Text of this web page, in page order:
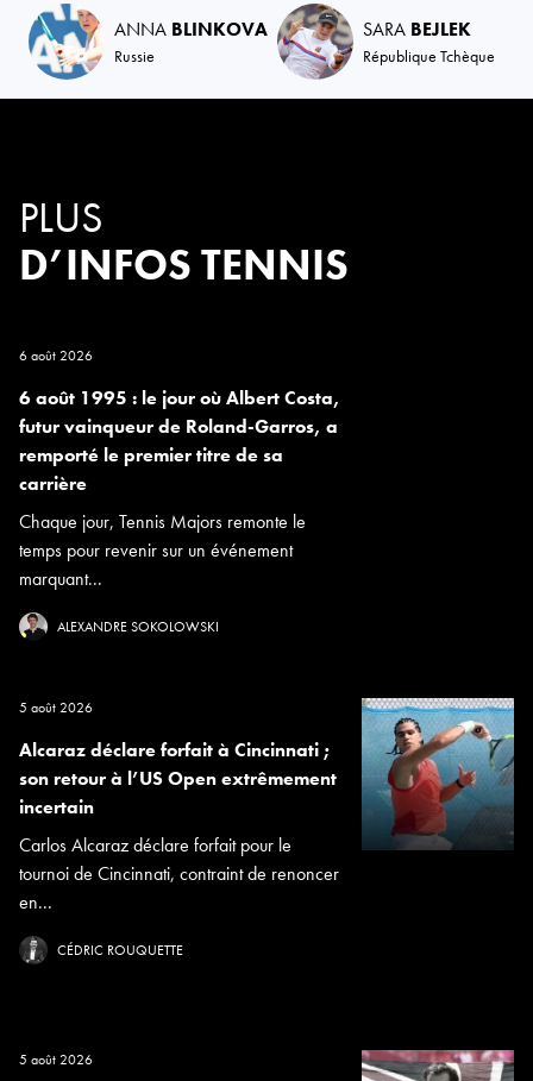
ANNA BLINKOVA
Russie
SARA BEJLEK
République Tchèque
PLUS
D’INFOS TENNIS
6 août 2026
6 août 1995 : le jour où Albert Costa,
futur vainqueur de Roland-Garros, a
remporté le premier titre de sa
carrière
Chaque jour, Tennis Majors remonte le
temps pour revenir sur un événement
marquant...
ALEXANDRE SOKOLOWSKI
5 août 2026
Alcaraz déclare forfait à Cincinnati ;
son retour à l’US Open extrêmement
incertain
Carlos Alcaraz déclare forfait pour le
tournoi de Cincinnati, contraint de renoncer
en...
CÉDRIC ROUQUETTE
5 août 2026